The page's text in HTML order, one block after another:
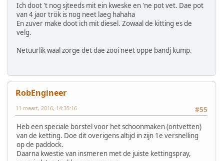
Ich doot 't nog sjteeds mit ein kweske en 'ne pot vet. Dae pot
van 4 jaor trök is nog neet laeg hahaha
En zuver make doot ich mit diesel. Zowaal de kitting es de
velg.
Netuurlik waal zorge det dae zooi neet oppe bandj kump.
RobEngineer
#55
11 maart, 2016, 14:35:16
Heb een speciale borstel voor het schoonmaken (ontvetten)
van de ketting. Doe dit overigens altijd in zijn 1e versnelling
op de paddock.
Daarna kwestie van insmeren met de juiste kettingspray,